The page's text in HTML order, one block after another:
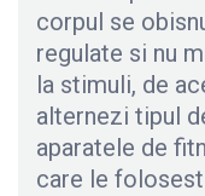
corpul se
regulate si nu
la stimuli, de
alternezi tipul
aparatele de
care le